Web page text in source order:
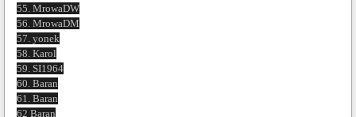
55. MrowaDW
56. MrowaDM
57. yonek
58. Karol
59. SI1964
60. Baran
61. Baran
62 Baran